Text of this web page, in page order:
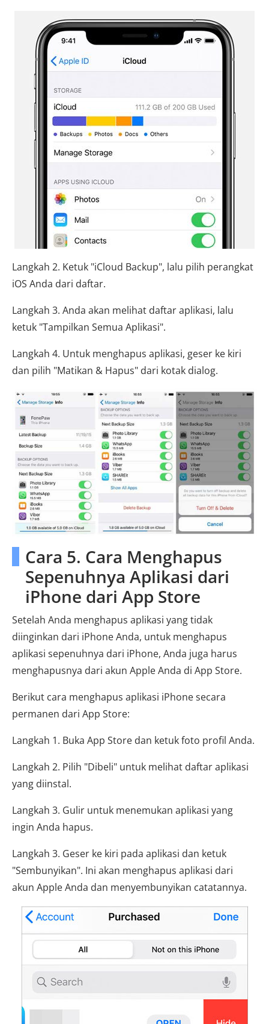
Langkah 2. Ketuk "iCloud Backup", lalu pilih perangkat
iOS Anda dari daftar.
Langkah 3. Anda akan melihat daftar aplikasi, lalu
ketuk "Tampilkan Semua Aplikasi".
Langkah 4. Untuk menghapus aplikasi, geser ke kiri
dan pilih "Matikan & Hapus" dari kotak dialog.
Cara 5. Cara Menghapus
Sepenuhnya Aplikasi dari
iPhone dari App Store
Setelah Anda menghapus aplikasi yang tidak
diinginkan dari iPhone Anda, untuk menghapus
aplikasi sepenuhnya dari iPhone, Anda juga harus
menghapusnya dari akun Apple Anda di App Store.
Berikut cara menghapus aplikasi iPhone secara
permanen dari App Store:
Langkah 1. Buka App Store dan ketuk foto profil Anda.
Langkah 2. Pilih "Dibeli" untuk melihat daftar aplikasi
yang diinstal.
Langkah 3. Gulir untuk menemukan aplikasi yang
ingin Anda hapus.
Langkah 3. Geser ke kiri pada aplikasi dan ketuk
"Sembunyikan". Ini akan menghapus aplikasi dari
akun Apple Anda dan menyembunyikan catatannya.